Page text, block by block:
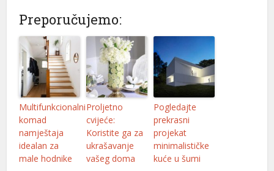
Preporučujemo:
Multifunkcionalni
komad
namještaja
idealan za
male hodnike
Proljetno
cvijeće:
Koristite ga za
ukrašavanje
vašeg doma
Pogledajte
prekrasni
projekat
minimalističke
kuće u šumi